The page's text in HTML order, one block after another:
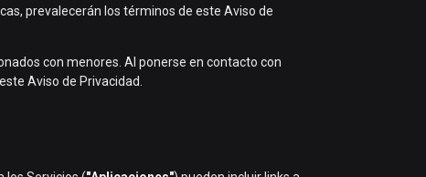
prevalecerán los términos de este Aviso de
con menores. Al ponerse en contacto con
Aviso de Privacidad.